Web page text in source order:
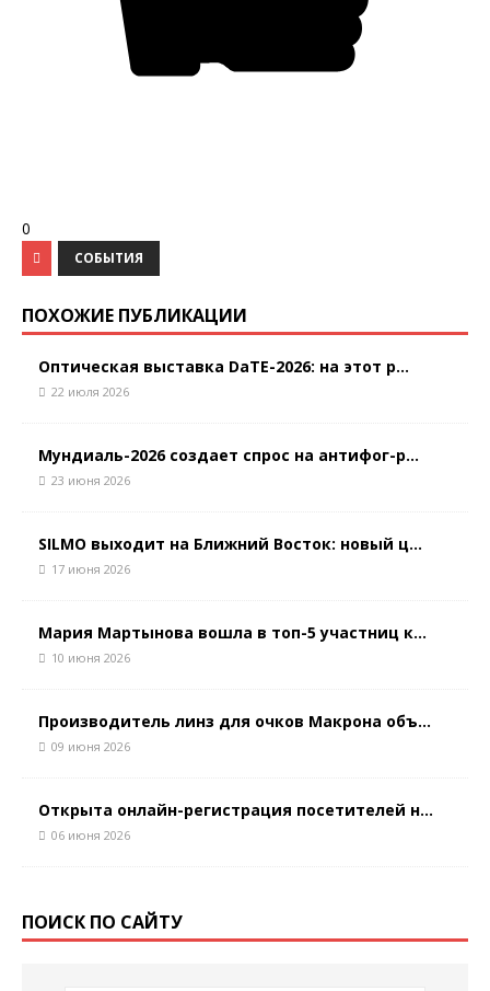
0
СОБЫТИЯ
ПОХОЖИЕ ПУБЛИКАЦИИ
Оптическая выставка DaTE-2026: на этот р...
22 июля 2026
Мундиаль-2026 создает спрос на антифог-р...
23 июня 2026
SILMO выходит на Ближний Восток: новый ц...
17 июня 2026
Мария Мартынова вошла в топ-5 участниц к...
10 июня 2026
Производитель линз для очков Макрона объ...
09 июня 2026
Открыта онлайн-регистрация посетителей н...
06 июня 2026
ПОИСК ПО САЙТУ